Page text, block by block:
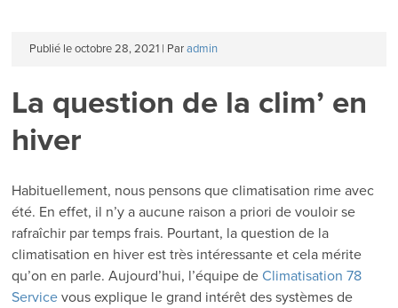
Publié le octobre 28, 2021 | Par admin
La question de la clim’ en
hiver
Habituellement, nous pensons que climatisation rime avec
été. En effet, il n’y a aucune raison a priori de vouloir se
rafraîchir par temps frais. Pourtant, la question de la
climatisation en hiver est très intéressante et cela mérite
qu’on en parle. Aujourd’hui, l’équipe deClimatisation 78
Service vous explique le grand intérêt des systèmes de